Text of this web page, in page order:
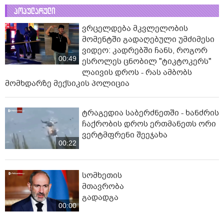
პოპულარული
00:49
ვრცელდება მკვლელობის
მომენტში გადაღებული უმძიმესი
ვიდეო: კადრებში ჩანს, როგორ
ესროლეს ცნობილ "ტიკტოკერს"
ლაივის დროს - რას ამბობს
მომხდარზე მექსიკის პოლიცია
00:22
ტრაგედია საბერძნეთში - ხანძრის
ჩაქრობის დროს ერთმანეთს ორი
ვერტმფრენი შეეჯახა
00:00
სომხეთის
მთავრობა
გადადგა